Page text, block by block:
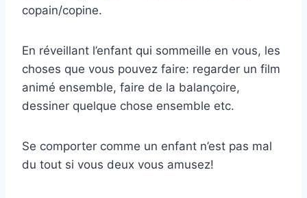
copain/copine.
En réveillant l’enfant qui sommeille en vous, les
choses que vous pouvez faire: regarder un film
animé ensemble, faire de la balançoire,
dessiner quelque chose ensemble etc.
Se comporter comme un enfant n’est pas mal
du tout si vous deux vous amusez!